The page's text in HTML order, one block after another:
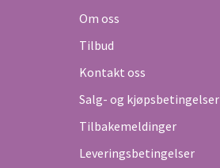
Om oss
Tilbud
Kontakt oss
Salg- og kjøpsbetingelser
Tilbakemeldinger
Leveringsbetingelser